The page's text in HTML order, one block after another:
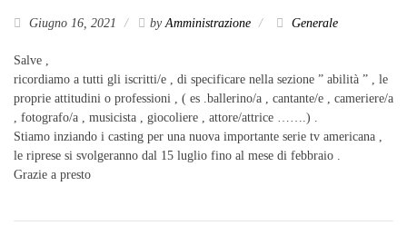
Giugno 16, 2021 byAmministrazione Generale
Salve ,
ricordiamo a tutti gli iscritti/e , di specificare nella sezione ” abilità ” , le
proprie attitudini o professioni , ( es .ballerino/a , cantante/e , cameriere/a
, fotografo/a , musicista , giocoliere , attore/attrice …….) .
Stiamo inziando i casting per una nuova importante serie tv americana ,
le riprese si svolgeranno dal 15 luglio fino al mese di febbraio .
Grazie a presto